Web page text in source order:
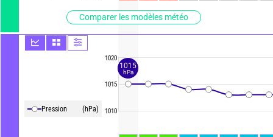
Comparer les modèles météo
Pression (hPa)
1020
1015
1010
1015
hPa